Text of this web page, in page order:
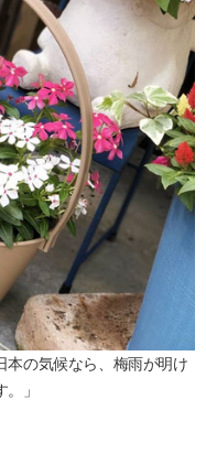
本の気候なら、梅雨が明け
」